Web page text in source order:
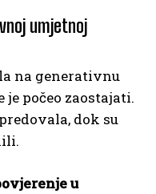
umjetnoj
na generativnu
počeo zaostajati.
dok su
u